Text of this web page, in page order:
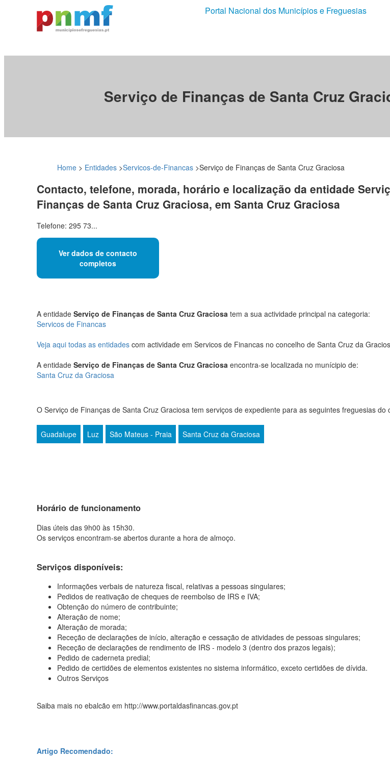
Portal Nacional dos Municípios e Freguesias
Serviço de Finanças de Santa Cruz
Home > Entidades >Servicos-de-Financas >Serviço de Finanças de Santa Cruz Graciosa
Contacto, telefone, morada, horário e localização da entidade
Finanças de Santa Cruz Graciosa, em Santa Cruz Graciosa
Telefone: 295 73...
Ver dados de contacto
completos
A entidade Serviço de Finanças de Santa Cruz Graciosa tem a sua actividade principal na categoria:
Servicos de Financas
Veja aqui todas as entidades com actividade em Servicos de Financas no concelho de Santa Cruz da
A entidade Serviço de Finanças de Santa Cruz Graciosa encontra-se localizada no munícipio de:
Santa Cruz da Graciosa
O Serviço de Finanças de Santa Cruz Graciosa tem serviços de expediente para as seguintes freguesias do
Guadalupe Luz São Mateus - Praia Santa Cruz da Graciosa
Horário de funcionamento
Dias úteis das 9h00 às 15h30.
Os serviços encontram-se abertos durante a hora de almoço.
Serviços disponíveis:
Informações verbais de natureza fiscal, relativas a pessoas singulares;
Pedidos de reativação de cheques de reembolso de IRS e IVA;
Obtenção do número de contribuinte;
Alteração de nome;
Alteração de morada;
Receção de declarações de início, alteração e cessação de atividades de pessoas singulares;
Receção de declarações de rendimento de IRS - modelo 3 (dentro dos prazos legais);
Pedido de caderneta predial;
Pedido de certidões de elementos existentes no sistema informático, exceto certidões de dívida.
Outros Serviços
Saiba mais no ebalcão em http://www.portaldasfinancas.gov.pt
Artigo Recomendado: